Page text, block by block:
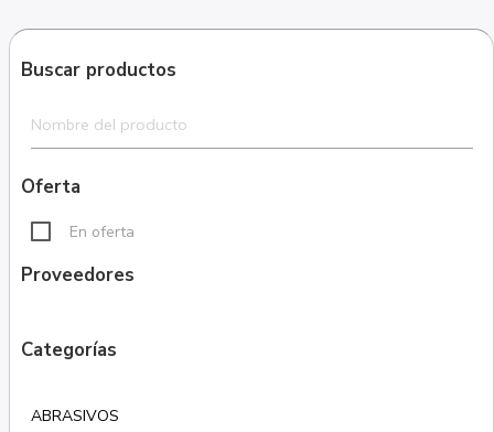
Buscar productos
Oferta
En oferta
Proveedores
Categorías
ABRASIVOS